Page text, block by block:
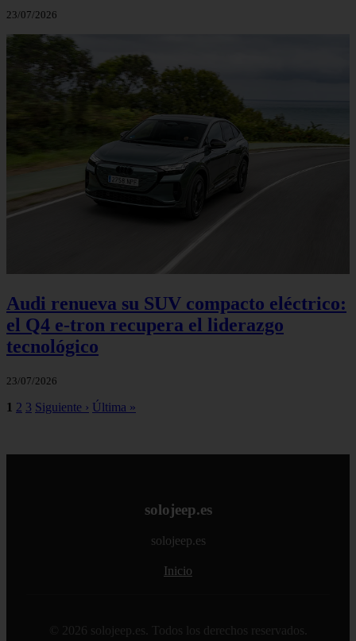
23/07/2026
Audi renueva su SUV compacto eléctrico:
el Q4 e‑tron recupera el liderazgo
tecnológico
23/07/2026
1 2 3 Siguiente › Última »
solojeep.es
solojeep.es
Inicio
© 2026 solojeep.es. Todos los derechos reservados.